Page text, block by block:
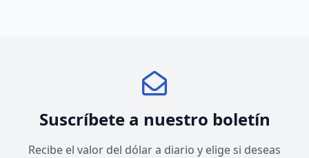
Suscríbete a nuestro boletín
Recibe el valor del dólar a diario y elige si deseas